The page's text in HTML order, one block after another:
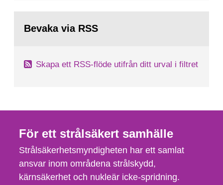
determine the influence of reactor depletion on
sida:Bevaka via RSS
Skapa ett RSS-flöde utifrån ditt urval i filtret
För ett strålsäkert samhälle
Strålsäkerhetsmyndigheten har ett samlat
ansvar inom områdena strålskydd,
kärnsäkerhet och nukleär icke-spridning.